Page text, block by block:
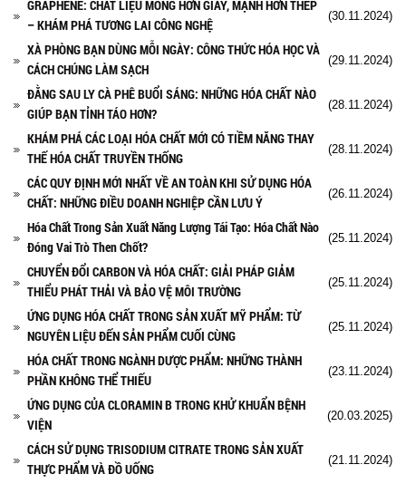
GRAPHENE: CHẤT LIỆU MỎNG HƠN GIẤY, MẠNH HƠN THÉP
– KHÁM PHÁ TƯƠNG LAI CÔNG NGHỆ
(30.11.2024)
XÀ PHÒNG BẠN DÙNG MỖI NGÀY: CÔNG THỨC HÓA HỌC VÀ
CÁCH CHÚNG LÀM SẠCH
(29.11.2024)
ĐẰNG SAU LY CÀ PHÊ BUỔI SÁNG: NHỮNG HÓA CHẤT NÀO
GIÚP BẠN TỈNH TÁO HƠN?
(28.11.2024)
KHÁM PHÁ CÁC LOẠI HÓA CHẤT MỚI CÓ TIỀM NĂNG THAY
THẾ HÓA CHẤT TRUYỀN THỐNG
(28.11.2024)
CÁC QUY ĐỊNH MỚI NHẤT VỀ AN TOÀN KHI SỬ DỤNG HÓA
CHẤT: NHỮNG ĐIỀU DOANH NGHIỆP CẦN LƯU Ý
(26.11.2024)
Hóa Chất Trong Sản Xuất Năng Lượng Tái Tạo: Hóa Chất Nào
Đóng Vai Trò Then Chốt?
(25.11.2024)
CHUYỂN ĐỔI CARBON VÀ HÓA CHẤT: GIẢI PHÁP GIẢM
THIỂU PHÁT THẢI VÀ BẢO VỆ MÔI TRƯỜNG
(25.11.2024)
ỨNG DỤNG HÓA CHẤT TRONG SẢN XUẤT MỸ PHẨM: TỪ
NGUYÊN LIỆU ĐẾN SẢN PHẨM CUỐI CÙNG
(25.11.2024)
HÓA CHẤT TRONG NGÀNH DƯỢC PHẨM: NHỮNG THÀNH
PHẦN KHÔNG THỂ THIẾU
(23.11.2024)
ỨNG DỤNG CỦA CLORAMIN B TRONG KHỬ KHUẨN BỆNH
VIỆN
(20.03.2025)
CÁCH SỬ DỤNG TRISODIUM CITRATE TRONG SẢN XUẤT
THỰC PHẨM VÀ ĐỒ UỐNG
(21.11.2024)